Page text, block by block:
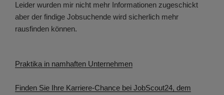
Leider wurden mir nicht mehr Informationen zugeschickt
aber der findige Jobsuchende wird sicherlich mehr
rausfinden können.
Praktika in namhaften Unternehmen
Finden Sie Ihre Karriere-Chance bei JobScout24, dem